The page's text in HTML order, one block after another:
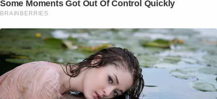
Some Moments Got Out Of Control Quickly
BRAINBERRIES